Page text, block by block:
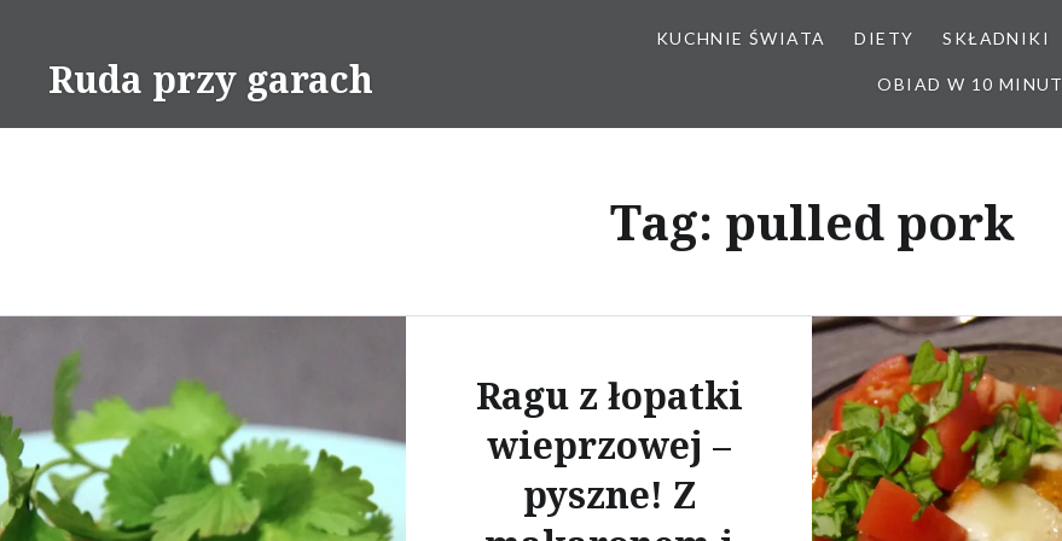
contentRuda przy garach
KUCHNIE ŚWIATA DIETY SKŁADNIKI
OBIAD W 10 MINUT
Tag: pulled pork
Ragu z łopatki
wieprzowej –
pyszne! Z